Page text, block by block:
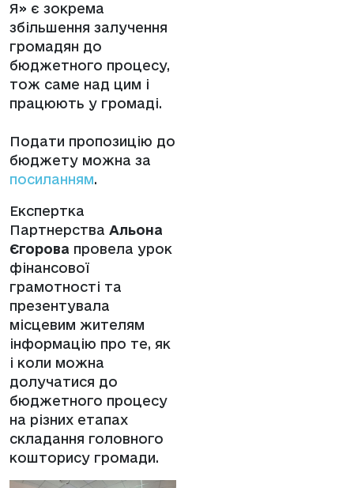
Я» є зокрема
збільшення залучення
громадян до
бюджетного процесу,
тож саме над цим і
працюють у громаді.
Подати пропозицію до
бюджету можна за
посиланням.
Експертка
Партнерства Альона
Єгорова провела урок
фінансової
грамотності та
презентувала
місцевим жителям
інформацію про те, як
і коли можна
долучатися до
бюджетного процесу
на різних етапах
складання головного
кошторису громади.